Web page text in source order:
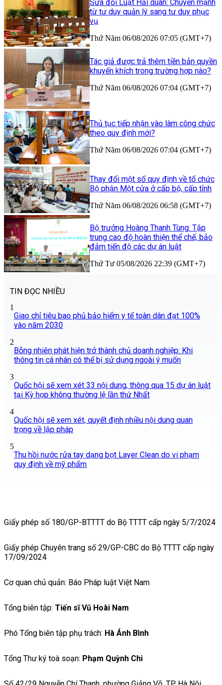
Sửa đổi Luật Hải quan: Chuyển mạnh
từ tư duy quản lý sang tư duy phục
vụ
Thứ Năm 06/08/2026 07:05 (GMT+7)
Tác giả được trả thêm tiền bản quyền
khuyến khích trong trường hợp nào?
Thứ Năm 06/08/2026 07:04 (GMT+7)
Thủ tục tiếp nhận vào làm công chức
theo quy định mới?
Thứ Năm 06/08/2026 07:04 (GMT+7)
Thay đổi một số quy định về tổ chức
Bộ phận Một cửa ở cấp bộ, cấp tỉnh
Thứ Năm 06/08/2026 06:58 (GMT+7)
Bộ trưởng Hoàng Thanh Tùng: Tập
trung cao độ hoàn thiện thể chế, bảo
đảm tiến độ các dự án luật
Thứ Tư 05/08/2026 22:39 (GMT+7)
TIN ĐỌC NHIỀU
1
Giao chỉ tiêu bao phủ bảo hiểm y tế toàn dân đạt 100%
vào năm 2030
2
Bỗng nhiên phát hiện trở thành chủ doanh nghiệp: Khi
thông tin cá nhân có thể bị sử dụng ngoài ý muốn
3
Quốc hội sẽ xem xét 33 nội dung, thông qua 15 dự án luật
tại Kỳ họp không thường lệ lần thứ Nhất
4
Quốc hội sẽ xem xét, quyết định nhiều nội dung quan
trọng về lập pháp
5
Thu hồi nước rửa tay dạng bọt Layer Clean do vi phạm
quy định về mỹ phẩm
Giấy phép số 180/GP-BTTTT do Bộ TTTT cấp ngày 5/7/2024
Giấy phép Chuyên trang số 29/GP-CBC do Bộ TTTT cấp ngày
17/09/2024
Cơ quan chủ quản: Báo Pháp luật Việt Nam
Tổng biên tập: Tiến sĩ Vũ Hoài Nam
Phó Tổng biên tập phụ trách: Hà Ánh Bình
Tổng Thư ký toà soạn: Phạm Quỳnh Chi